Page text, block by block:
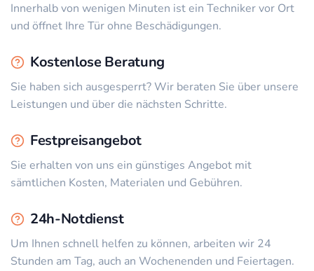
Innerhalb von wenigen Minuten ist ein Techniker vor Ort
und öffnet Ihre Tür ohne Beschädigungen.
Kostenlose Beratung
Sie haben sich ausgesperrt? Wir beraten Sie über unsere
Leistungen und über die nächsten Schritte.
Festpreisangebot
Sie erhalten von uns ein günstiges Angebot mit
sämtlichen Kosten, Materialen und Gebühren.
24h-Notdienst
Um Ihnen schnell helfen zu können, arbeiten wir 24
Stunden am Tag, auch an Wochenenden und Feiertagen.